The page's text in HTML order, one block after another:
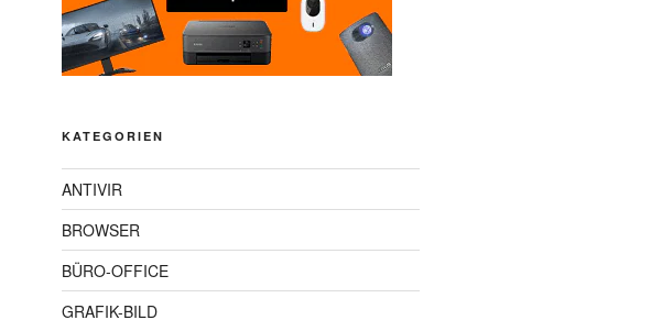
KATEGORIEN
ANTIVIR
BROWSER
BÜRO-OFFICE
GRAFIK-BILD